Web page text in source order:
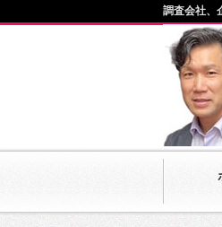
調査会社、